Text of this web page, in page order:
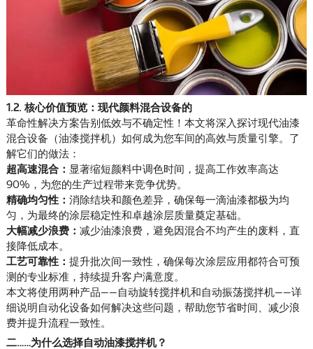
1.2. 核心价值预览：现代颜料混合设备的
革命性解决方案告别低效与不确定性！本文将深入探讨现代油漆
混合设备（油漆搅拌机）如何成为您车间的高效与质量引擎。了
解它们的做法：
超高速混合： 显著缩短颜料中调色时间，提高工作效率高达
90%，为您的生产过程带来竞争优势。
精确均匀性： 消除结块和颜色差异，确保每一滴油漆都极为均
匀，为最终的涂层稳定性和卓越涂层质量奠定基础。
大幅减少浪费： 减少油漆浪费，避免因混合不均产生的废料，直
接降低成本。
工艺可靠性： 提升批次间一致性，确保每次涂层应用都符合可预
测的专业标准，持续提升客户满意度。
本文将使用两种产品——自动旋转搅拌机和自动振荡搅拌机——详
细说明自动化设备如何解决这些问题，帮助您节省时间、减少浪
费并提升流程一致性。
二……为什么选择自动油漆搅拌机？